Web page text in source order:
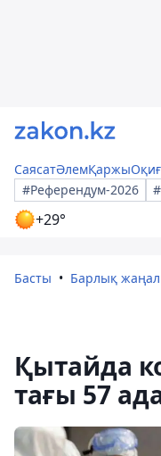
СаясатӘлемҚаржы
#Референдум-2026
+29°
Басты Барлық
Қытайда
тағы 57